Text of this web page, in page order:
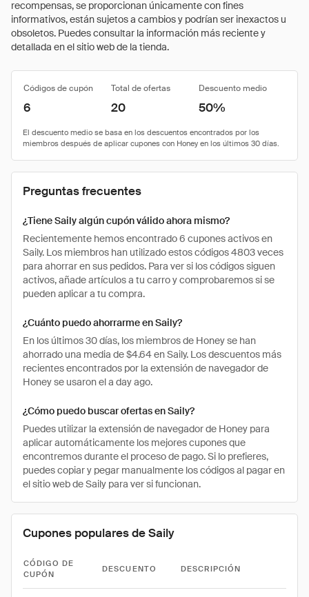
recompensas, se proporcionan únicamente con fines
informativos, están sujetos a cambios y podrían ser inexactos u
obsoletos. Puedes consultar la información más reciente y
detallada en el sitio web de la tienda.
Códigos de cupón Total de ofertas Descuento medio
6 20 50%
Preguntas frecuentes
¿Tiene Saily algún cupón válido ahora mismo?
Recientemente hemos encontrado 6 cupones activos en
Saily. Los miembros han utilizado estos códigos 4803 veces
para ahorrar en sus pedidos. Para ver si los códigos siguen
activos, añade artículos a tu carro y comprobaremos si se
pueden aplicar a tu compra.
¿Cuánto puedo ahorrarme en Saily?
En los últimos 30 días, los miembros de Honey se han
ahorrado una media de $4.64 en Saily. Los descuentos más
recientes encontrados por la extensión de navegador de
Honey se usaron el a day ago.
¿Cómo puedo buscar ofertas en Saily?
Puedes utilizar la extensión de navegador de Honey para
aplicar automáticamente los mejores cupones que
encontremos durante el proceso de pago. Si lo prefieres,
puedes copiar y pegar manualmente los códigos al pagar en
el sitio web de Saily para ver si funcionan.
Cupones populares de Saily
CÓDIGO DE
CUPÓN
DESCUENTO DESCRIPCIÓN